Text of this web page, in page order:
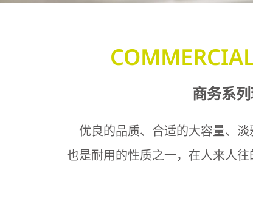
商务系
优良的品质、合适的大容量、淡
也是耐用的性质之一，在人来人往